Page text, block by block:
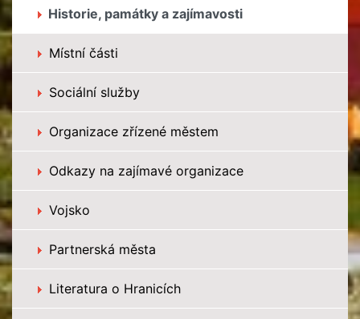
Historie, památky a zajímavosti
Místní části
Sociální služby
Organizace zřízené městem
Odkazy na zajímavé organizace
Vojsko
Partnerská města
Literatura o Hranicích